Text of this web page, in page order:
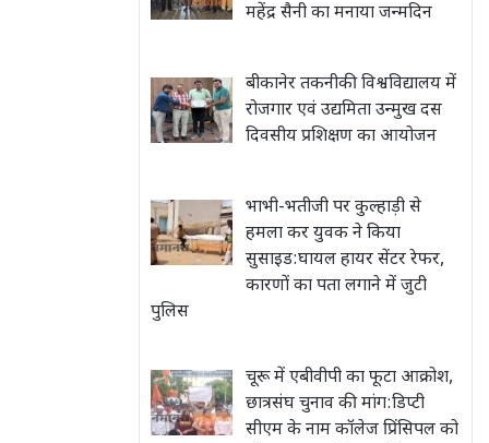
महेंद्र सैनी का मनाया जन्मदिन
बीकानेर तकनीकी विश्वविद्यालय में
रोजगार एवं उद्यमिता उन्मुख दस
दिवसीय प्रशिक्षण का आयोजन
भाभी-भतीजी पर कुल्हाड़ी से
हमला कर युवक ने किया
सुसाइड:घायल हायर सेंटर रेफर,
कारणों का पता लगाने में जुटी
पुलिस
चूरू में एबीवीपी का फूटा आक्रोश,
छात्रसंघ चुनाव की मांग:डिप्टी
सीएम के नाम कॉलेज प्रिंसिपल को